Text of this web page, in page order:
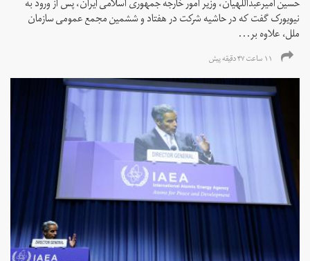
حسین امیرعبداللهیان، وزیر امور خارجه جمهوری اسلامی ایران، پس از ورود به
نیویورک گفت که در حاشیه شرکت در هفتاد و ششمین مجمع عمومی سازمان
ملل، علاوه بر...
۱۱ ساعت ۴۷ دقیقه پیش